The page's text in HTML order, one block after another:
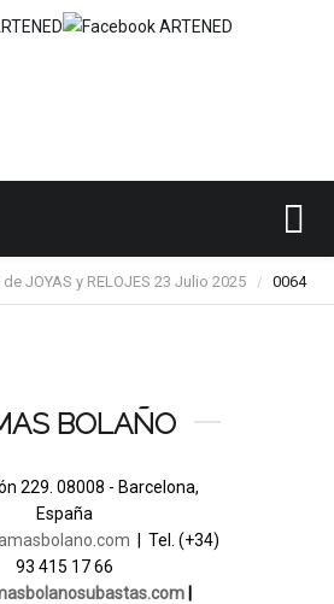
JOYAS y RELOJES 23 Julio 2025 / 0064
BOLAÑO
229. 08008 - Barcelona,
España
| Tel. (+34)
93 415 17 66